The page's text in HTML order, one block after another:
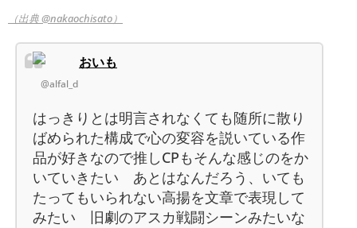
（出典 @nakaochisato）
おいも
@alfal_d
はっきりとは明言されなくても随所に散り
ばめられた構成で心の変容を説いている作
品が好きなので推しCPもそんな感じのをか
いていきたい あとはなんだろう、いても
たってもいられない高揚を文章で表現して
みたい 旧劇のアスカ戦闘シーンみたいな